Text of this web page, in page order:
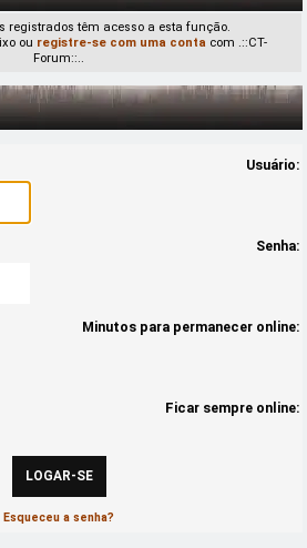
registrados têm acesso a esta função.
ou registre-se com uma conta com .::CT-
Forum::..
Usuário:
Senha:
Minutos para permanecer online:
Ficar sempre online:
Esqueceu a senha?